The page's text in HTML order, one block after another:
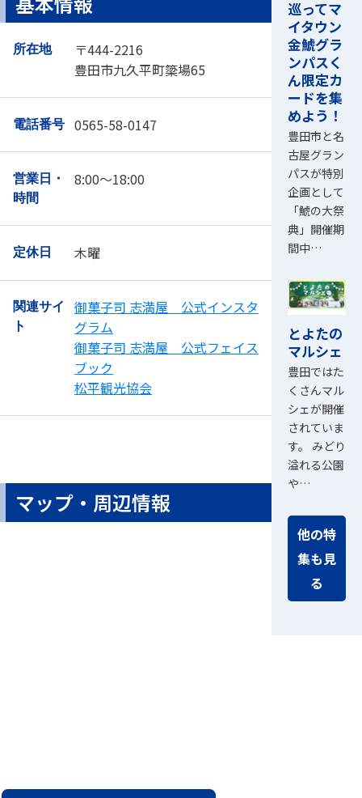
所在地
〒444-2216
豊田市九久平町簗場65
電話番号 0565-58-0147
営業日・
時間
8:00～18:00
定休日 木曜
関連サイ
ト
御菓子司 志満屋 公式インスタ
グラム
御菓子司 志満屋 公式フェイス
ブック
松平観光協会
マップ・周辺情報
巡ってマ
イタウン
金鯱グラ
ンパスく
ん限定カ
ードを集
めよう！
豊田市と名
古屋グラン
パスが特別
企画として
「鯱の大祭
典」開催期
間中…
とよたの
マルシェ
豊田ではた
くさんマル
シェが開催
されていま
す。 みどり
溢れる公園
や…
他の特
集も見
る